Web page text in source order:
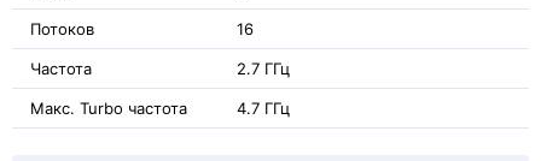
Потоков 16
Частота 2.7 ГГц
Макс. Turbo частота 4.7 ГГц